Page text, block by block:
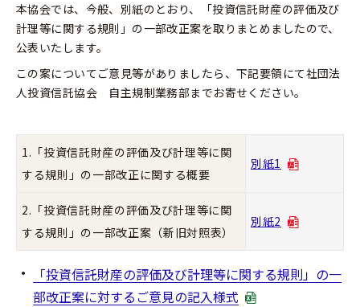
本協会では、今般、別紙のとおり、「投資信託財産の評価及び
計理等に関する規則」の一部改正案を取りまとめましたので、
公表いたします。
この案についてご意見等がありましたら、下記要領にて社団法
人投資信託協会 自主規制業務部までお寄せください。
1.「投資信託財産の評価及び計理等に関
する規則」の一部改正に関する概要
別紙1
2.「投資信託財産の評価及び計理等に関
する規則」の一部改正案（新旧対照表）
別紙2
「投資信託財産の評価及び計理等に関する規則」の一
部改正案に対するご意見の記入様式